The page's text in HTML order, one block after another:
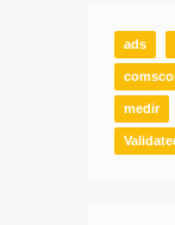
ads
medir